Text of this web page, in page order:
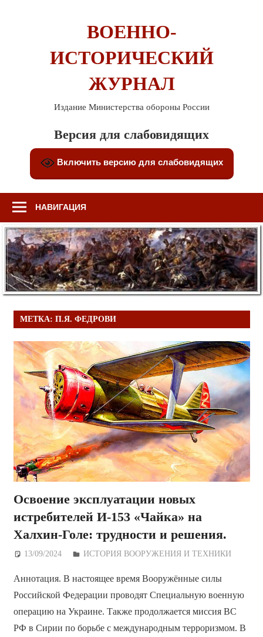
ВОЕННО-
ИСТОРИЧЕСКИЙ
ЖУРНАЛ
Издание Министерства обороны России
Версия для слабовидящих
Включить версию для слабовидящих
НАВИГАЦИЯ
МЕТКА: П.Я. ФЕДРОВИ
Освоение эксплуатации новых
истребителей И-153 «Чайка» на
Халхин-Голе: трудности и решения.
13/09/2024 Дежурный по Редакции
ИСТОРИЯ ВООРУЖЕНИЯ И ТЕХНИКИ
Аннотация. В настоящее время Вооружённые силы
Российской Федерации проводят Специальную военную
операцию на Украине. Также продолжается миссия ВС
РФ в Сирии по борьбе с международным терроризмом. В